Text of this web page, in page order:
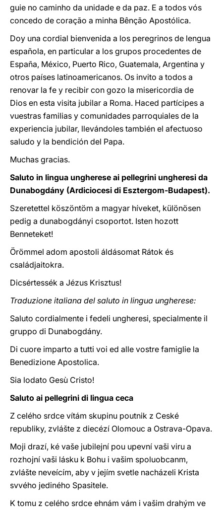
guie no caminho da unidade e da paz. E a todos vós
concedo de coração a minha Bênção Apostólica.
Doy una cordial bienvenida a los peregrinos de lengua
española, en particular a los grupos procedentes de
España, México, Puerto Rico, Guatemala, Argentina y
otros países latinoamericanos. Os invito a todos a
renovar la fe y recibir con gozo la misericordia de
Dios en esta visita jubilar a Roma. Haced partícipes a
vuestras familias y comunidades parroquiales de la
experiencia jubilar, llevándoles también el afectuoso
saludo y la bendición del Papa.
Muchas gracias.
Saluto in lingua ungherese ai pellegrini ungheresi da
Dunabogdány (Ardiciocesi di Esztergom-Budapest).
Szeretettel köszöntöm a magyar híveket, különösen
pedig a dunabogdányi csoportot. Isten hozott
Benneteket!
Örömmel adom apostoli áldásomat Rátok és
családjaitokra.
Dicsértessék a Jézus Krisztus!
Traduzione italiana del saluto in lingua ungherese:
Saluto cordialmente i fedeli ungheresi, specialmente il
gruppo di Dunabogdány.
Di cuore imparto a tutti voi ed alle vostre famiglie la
Benedizione Apostolica.
Sia lodato Gesù Cristo!
Saluto ai pellegrini di lingua ceca
Z celého srdce vítám skupinu poutnik z Ceské
republiky, zvlášte z diecézí Olomouc a Ostrava-Opava.
Moji drazí, ké vaše jubilejní pou upevní vaši viru a
rozhojní vaši lásku k Bohu i vašim spoluobcanm,
zvlášte neveícím, aby v jejím svetle nacházeli Krista
svvého jediného Spasitele.
K tomu z celého srdce ehnám vám i vašim drahým ve